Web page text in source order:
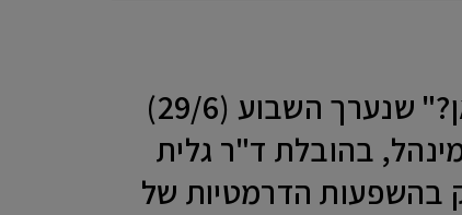
במסגרת פאנל מיוחד בנושא "מהפיכת ה-AI ועולם ההייטק, לאן?" שנערך השבוע (29/6)
בהובלת ד"ר גלית
בהשפעות הדרמטיות של